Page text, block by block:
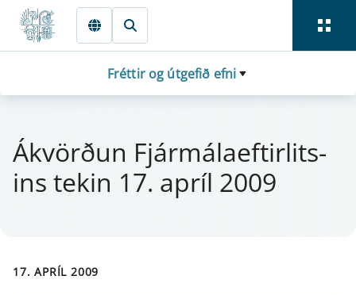
Fara beint í Meginmál
Fréttir og útgefið efni
Ákvörðun Fjá­r­mála­eft­i­r­lits­
ins tek­in 17. apríl 2009
17. APRÍL 2009